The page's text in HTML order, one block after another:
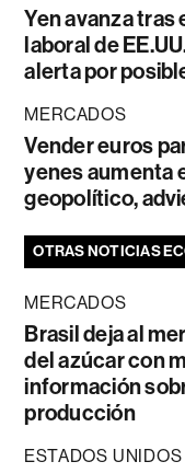
Yen avanza tras
laboral de
alerta por
MERCADOS
Vender euros
yenes aumenta
geopolítico,
OTRAS NOTICIAS
MERCADOS
Brasil deja al
del azúcar con
información
producción
ESTADOS UNIDOS